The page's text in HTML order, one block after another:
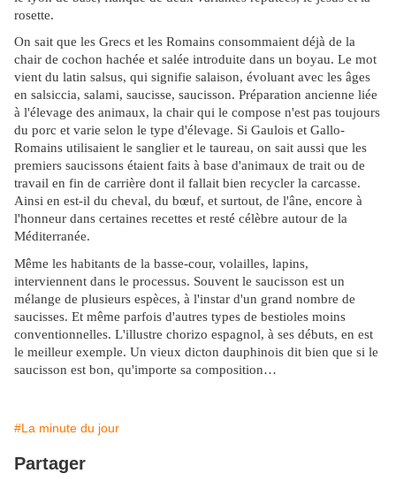
rosette.
On sait que les Grecs et les Romains consommaient déjà de la
chair de cochon hachée et salée introduite dans un boyau. Le mot
vient du latin salsus, qui signifie salaison, évoluant avec les âges
en salsiccia, salami, saucisse, saucisson. Préparation ancienne liée
à l'élevage des animaux, la chair qui le compose n'est pas toujours
du porc et varie selon le type d'élevage. Si Gaulois et Gallo-
Romains utilisaient le sanglier et le taureau, on sait aussi que les
premiers saucissons étaient faits à base d'animaux de trait ou de
travail en fin de carrière dont il fallait bien recycler la carcasse.
Ainsi en est-il du cheval, du bœuf, et surtout, de l'âne, encore à
l'honneur dans certaines recettes et resté célèbre autour de la
Méditerranée.
Même les habitants de la basse-cour, volailles, lapins,
interviennent dans le processus. Souvent le saucisson est un
mélange de plusieurs espèces, à l'instar d'un grand nombre de
saucisses. Et même parfois d'autres types de bestioles moins
conventionnelles. L'illustre chorizo espagnol, à ses débuts, en est
le meilleur exemple. Un vieux dicton dauphinois dit bien que si le
saucisson est bon, qu'importe sa composition…
#La minute du jour
Partager